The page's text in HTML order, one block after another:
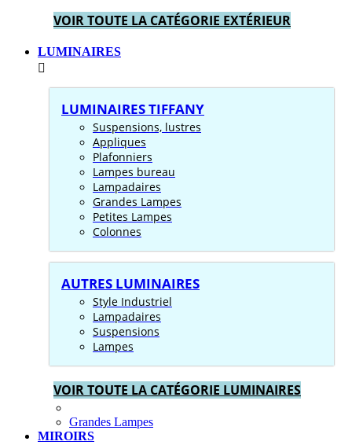
VOIR TOUTE LA CATÉGORIE EXTÉRIEUR
LUMINAIRES
LUMINAIRES TIFFANY
Suspensions, lustres
Appliques
Plafonniers
Lampes bureau
Lampadaires
Grandes Lampes
Petites Lampes
Colonnes
AUTRES LUMINAIRES
Style Industriel
Lampadaires
Suspensions
Lampes
VOIR TOUTE LA CATÉGORIE LUMINAIRES
Grandes Lampes
MIROIRS